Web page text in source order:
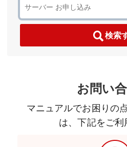
検索
お問い
マニュアルでお困りの
は、下記をご利